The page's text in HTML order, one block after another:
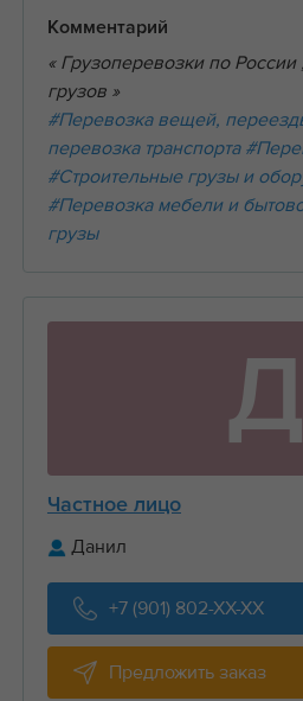
Комментарий
« Грузоперевозки по
грузов »
#Перевозка вещей,
перевозка транспорта
#Строительные грузы и
#Перевозка мебели и
грузы
Д
Частное лицо
Данил
+7 (901) 802-XX-XX
Предложить заказ